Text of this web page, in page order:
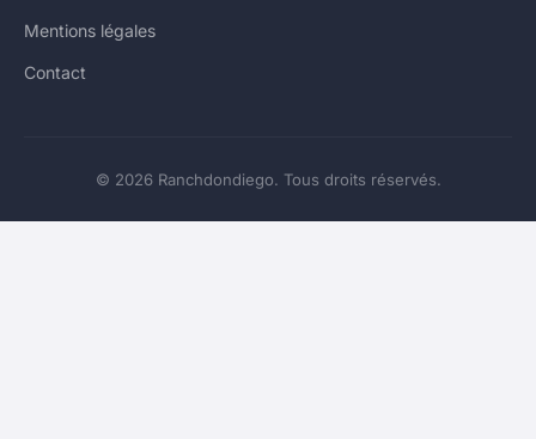
Mentions légales
Contact
© 2026 Ranchdondiego. Tous droits réservés.